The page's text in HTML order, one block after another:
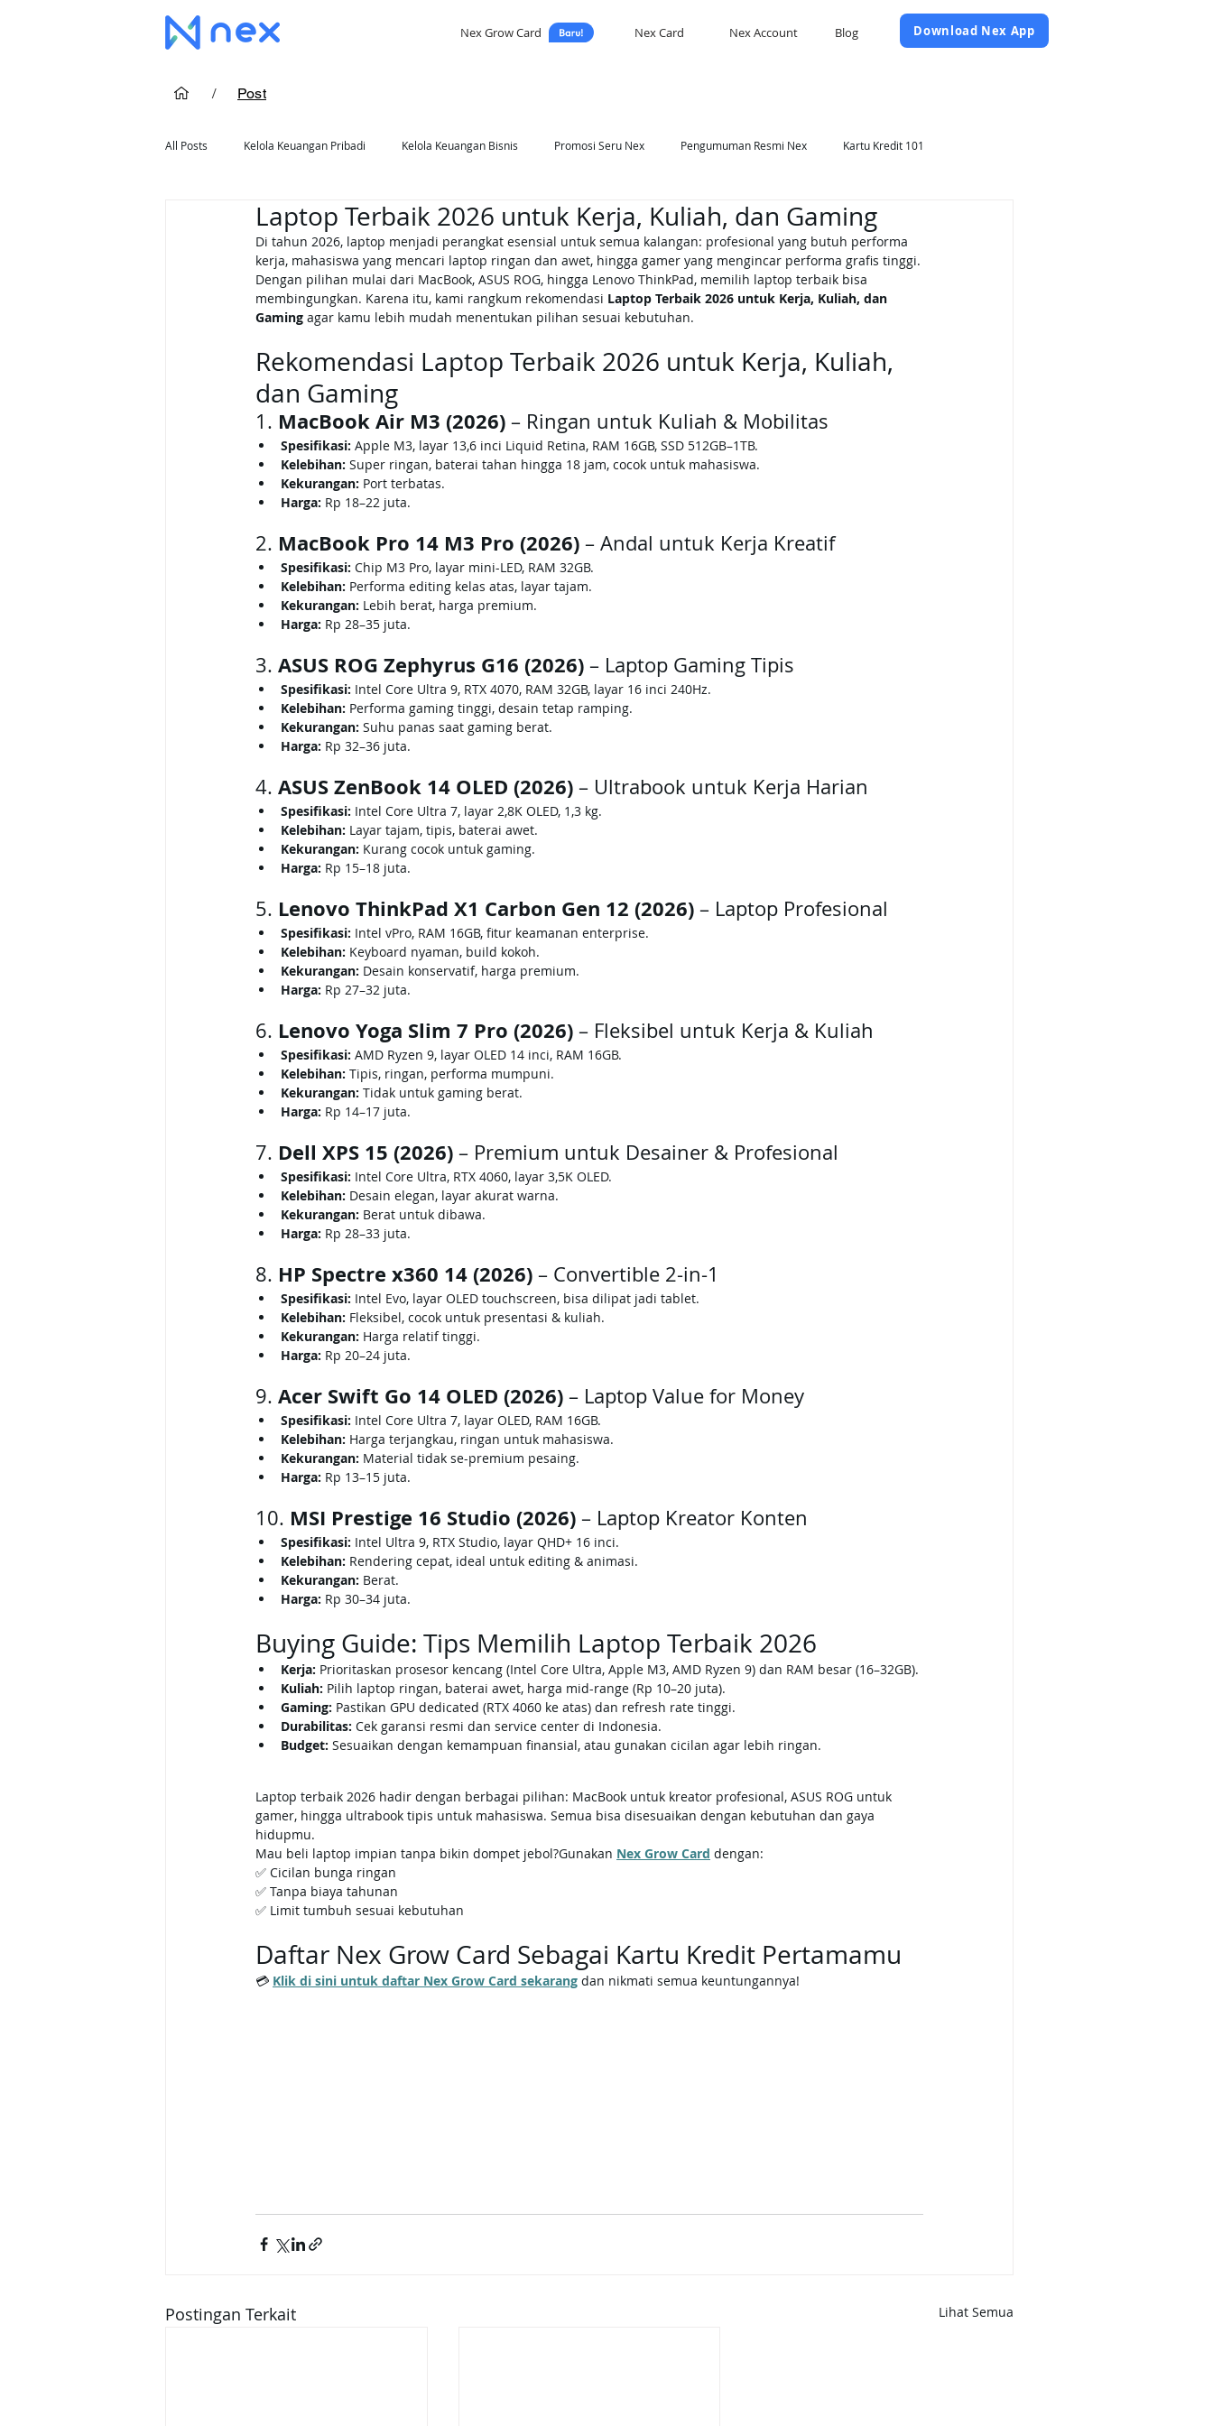
Daftar Sekarang
Nex Grow Card Nex Card Nex Account Blog Download Nex App
/ Post
All Posts Kelola Keuangan Pribadi Kelola Keuangan Bisnis Promosi Seru Nex Pengumuman Resmi Nex Kartu Kredit 101
Cara Pakai Kartu Kredit Rekomendasi Nex Self Development
Laptop Terbaik 2026 untuk Kerja, Kuliah, dan Gaming
Di tahun 2026, laptop menjadi perangkat esensial untuk semua kalangan: profesional yang butuh performa
kerja, mahasiswa yang mencari laptop ringan dan awet, hingga gamer yang mengincar performa grafis tinggi.
Dengan pilihan mulai dari MacBook, ASUS ROG, hingga Lenovo ThinkPad, memilih laptop terbaik bisa
membingungkan. Karena itu, kami rangkum rekomendasi Laptop Terbaik 2026 untuk Kerja, Kuliah, dan
Gaming agar kamu lebih mudah menentukan pilihan sesuai kebutuhan.
Rekomendasi Laptop Terbaik 2026 untuk Kerja, Kuliah,
dan Gaming
1. MacBook Air M3 (2026) – Ringan untuk Kuliah & Mobilitas
Spesifikasi: Apple M3, layar 13,6 inci Liquid Retina, RAM 16GB, SSD 512GB–1TB.
Kelebihan: Super ringan, baterai tahan hingga 18 jam, cocok untuk mahasiswa.
Kekurangan: Port terbatas.
Harga: Rp 18–22 juta.
2. MacBook Pro 14 M3 Pro (2026) – Andal untuk Kerja Kreatif
Spesifikasi: Chip M3 Pro, layar mini-LED, RAM 32GB.
Kelebihan: Performa editing kelas atas, layar tajam.
Kekurangan: Lebih berat, harga premium.
Harga: Rp 28–35 juta.
3. ASUS ROG Zephyrus G16 (2026) – Laptop Gaming Tipis
Spesifikasi: Intel Core Ultra 9, RTX 4070, RAM 32GB, layar 16 inci 240Hz.
Kelebihan: Performa gaming tinggi, desain tetap ramping.
Kekurangan: Suhu panas saat gaming berat.
Harga: Rp 32–36 juta.
4. ASUS ZenBook 14 OLED (2026) – Ultrabook untuk Kerja Harian
Spesifikasi: Intel Core Ultra 7, layar 2,8K OLED, 1,3 kg.
Kelebihan: Layar tajam, tipis, baterai awet.
Kekurangan: Kurang cocok untuk gaming.
Harga: Rp 15–18 juta.
5. Lenovo ThinkPad X1 Carbon Gen 12 (2026) – Laptop Profesional
Spesifikasi: Intel vPro, RAM 16GB, fitur keamanan enterprise.
Kelebihan: Keyboard nyaman, build kokoh.
Kekurangan: Desain konservatif, harga premium.
Harga: Rp 27–32 juta.
6. Lenovo Yoga Slim 7 Pro (2026) – Fleksibel untuk Kerja & Kuliah
Spesifikasi: AMD Ryzen 9, layar OLED 14 inci, RAM 16GB.
Kelebihan: Tipis, ringan, performa mumpuni.
Kekurangan: Tidak untuk gaming berat.
Harga: Rp 14–17 juta.
7. Dell XPS 15 (2026) – Premium untuk Desainer & Profesional
Spesifikasi: Intel Core Ultra, RTX 4060, layar 3,5K OLED.
Kelebihan: Desain elegan, layar akurat warna.
Kekurangan: Berat untuk dibawa.
Harga: Rp 28–33 juta.
8. HP Spectre x360 14 (2026) – Convertible 2-in-1
Spesifikasi: Intel Evo, layar OLED touchscreen, bisa dilipat jadi tablet.
Kelebihan: Fleksibel, cocok untuk presentasi & kuliah.
Kekurangan: Harga relatif tinggi.
Harga: Rp 20–24 juta.
9. Acer Swift Go 14 OLED (2026) – Laptop Value for Money
Spesifikasi: Intel Core Ultra 7, layar OLED, RAM 16GB.
Kelebihan: Harga terjangkau, ringan untuk mahasiswa.
Kekurangan: Material tidak se-premium pesaing.
Harga: Rp 13–15 juta.
10. MSI Prestige 16 Studio (2026) – Laptop Kreator Konten
Spesifikasi: Intel Ultra 9, RTX Studio, layar QHD+ 16 inci.
Kelebihan: Rendering cepat, ideal untuk editing & animasi.
Kekurangan: Berat.
Harga: Rp 30–34 juta.
Buying Guide: Tips Memilih Laptop Terbaik 2026
Kerja: Prioritaskan prosesor kencang (Intel Core Ultra, Apple M3, AMD Ryzen 9) dan RAM besar (16–32GB).
Kuliah: Pilih laptop ringan, baterai awet, harga mid-range (Rp 10–20 juta).
Gaming: Pastikan GPU dedicated (RTX 4060 ke atas) dan refresh rate tinggi.
Durabilitas: Cek garansi resmi dan service center di Indonesia.
Budget: Sesuaikan dengan kemampuan finansial, atau gunakan cicilan agar lebih ringan.
Laptop terbaik 2026 hadir dengan berbagai pilihan: MacBook untuk kreator profesional, ASUS ROG untuk
gamer, hingga ultrabook tipis untuk mahasiswa. Semua bisa disesuaikan dengan kebutuhan dan gaya
hidupmu.
Mau beli laptop impian tanpa bikin dompet jebol?Gunakan Nex Grow Card dengan:
✅ Cicilan bunga ringan
✅ Tanpa biaya tahunan
✅ Limit tumbuh sesuai kebutuhan
Daftar Nex Grow Card Sebagai Kartu Kredit Pertamamu
💳 Klik di sini untuk daftar Nex Grow Card sekarang dan nikmati semua keuntungannya!
Postingan Terkait Lihat Semua